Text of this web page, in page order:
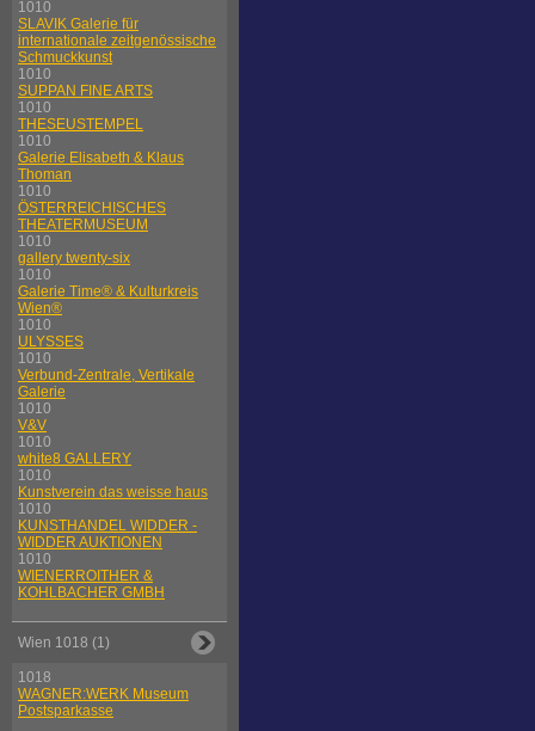
1010
SLAVIK Galerie für
internationale zeitgenössische
Schmuckkunst
1010
SUPPAN FINE ARTS
1010
THESEUSTEMPEL
1010
Galerie Elisabeth & Klaus
Thoman
1010
ÖSTERREICHISCHES
THEATERMUSEUM
1010
gallery twenty-six
1010
Galerie Time® & Kulturkreis
Wien®
1010
ULYSSES
1010
Verbund-Zentrale, Vertikale
Galerie
1010
V&V
1010
white8 GALLERY
1010
Kunstverein das weisse haus
1010
KUNSTHANDEL WIDDER -
WIDDER AUKTIONEN
1010
WIENERROITHER &
KOHLBACHER GMBH
Wien 1018 (1)
1018
WAGNER:WERK Museum
Postsparkasse